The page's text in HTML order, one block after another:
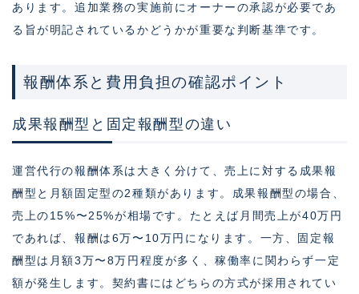
あります。追加業務の実施前にオーナーの承認が必要であ
る旨が明記されているかどうかが重要な判断基準です。
報酬体系と費用負担の確認ポイント
成果報酬型と固定報酬型の違い
運営代行の報酬体系は大きく分けて、売上に対する成果報
酬型と月額固定型の2種類があります。成果報酬型の場合、
売上の15%〜25%が相場です。たとえば月間売上が40万円
であれば、報酬は6万〜10万円になります。一方、固定報
酬型は月額3万〜8万円程度が多く、稼働率に関わらず一定
額が発生します。契約書にはどちらの方式が採用されてい